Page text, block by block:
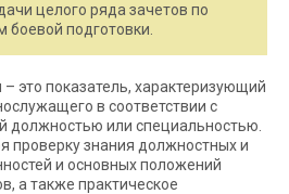
целого ряда зачетов по
подготовки.
это показатель, характеризующий
в соответствии с
должностью или специальностью.
проверку знания должностных и
и основных положений
а также практическое